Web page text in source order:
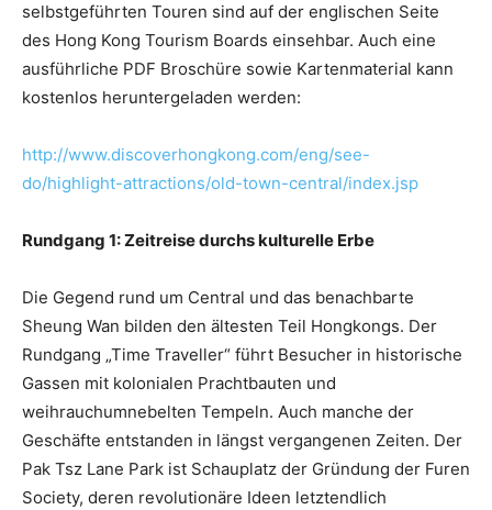
selbstgeführten Touren sind auf der englischen Seite
des Hong Kong Tourism Boards einsehbar. Auch eine
ausführliche PDF Broschüre sowie Kartenmaterial kann
kostenlos heruntergeladen werden:
http://www.discoverhongkong.com/eng/see-
do/highlight-attractions/old-town-central/index.jsp
Rundgang 1: Zeitreise durchs kulturelle Erbe
Die Gegend rund um Central und das benachbarte
Sheung Wan bilden den ältesten Teil Hongkongs. Der
Rundgang „Time Traveller“ führt Besucher in historische
Gassen mit kolonialen Prachtbauten und
weihrauchumnebelten Tempeln. Auch manche der
Geschäfte entstanden in längst vergangenen Zeiten. Der
Pak Tsz Lane Park ist Schauplatz der Gründung der Furen
Society, deren revolutionäre Ideen letztendlich